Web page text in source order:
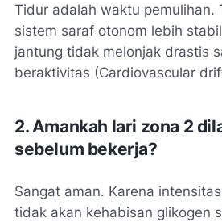
Tidur adalah waktu pemulihan.
sistem saraf otonom lebih
jantung tidak melonjak drastis
beraktivitas (Cardiovascular
2. Amankah lari zona 2
sebelum bekerja?
Sangat aman. Karena
tidak akan kehabisan glikogen